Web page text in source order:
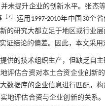
未提升企业的创新水平。张杰
7］ 运用1997-2010年中国30个
的研究大都立足于地区或行业
证结论的偏差。因此，本文采
供的技术组织生产，但缺乏自
评估合资对本土合资企业创新
数据库的企业信息进行匹配，
地评估合资与企业创新的关系